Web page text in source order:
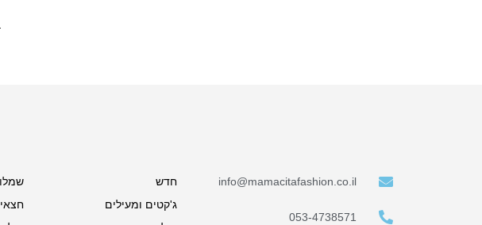
info@mamacitafashion.co.il
053-4738571
חדש
ג'קטים ומעילים